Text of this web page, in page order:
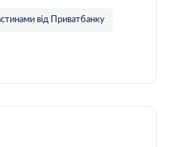
від Приватбанку